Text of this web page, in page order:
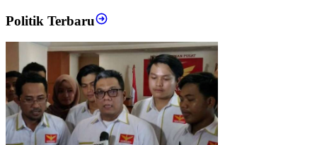
Politik Terbaru